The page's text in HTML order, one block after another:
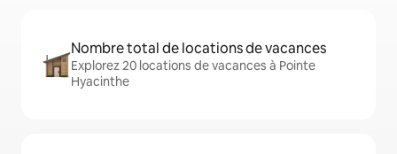
Nombre total de locations de vacances
Explorez 20 locations de vacances à Pointe
Hyacinthe